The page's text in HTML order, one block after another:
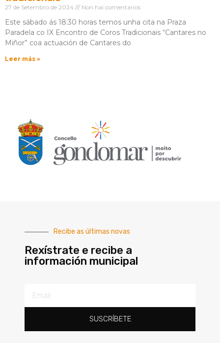
27 de Setembro de 2024 Non hai comentarios
Este sábado ás 18:30 horas temos unha cita na Praza
Paradela co IX Encontro de Coros Tradicionais “Cantares no
Miñor” coa actuación de Cantares do
Leer más »
Recibe as últimas novas
Rexístrate e recibe a
información municipal
SUSCRÍBETE